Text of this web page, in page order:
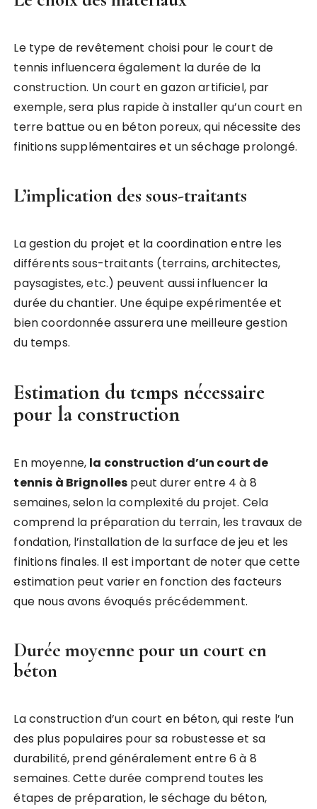
Le type de revêtement choisi pour le court de
tennis influencera également la durée de la
construction. Un court en gazon artificiel, par
exemple, sera plus rapide à installer qu’un court en
terre battue ou en béton poreux, qui nécessite des
finitions supplémentaires et un séchage prolongé.
L’implication des sous-traitants
La gestion du projet et la coordination entre les
différents sous-traitants (terrains, architectes,
paysagistes, etc.) peuvent aussi influencer la
durée du chantier. Une équipe expérimentée et
bien coordonnée assurera une meilleure gestion
du temps.
Estimation du temps nécessaire
pour la construction
En moyenne, la construction d’un court de
tennis à Brignolles peut durer entre 4 à 8
semaines, selon la complexité du projet. Cela
comprend la préparation du terrain, les travaux de
fondation, l’installation de la surface de jeu et les
finitions finales. Il est important de noter que cette
estimation peut varier en fonction des facteurs
que nous avons évoqués précédemment.
Durée moyenne pour un court en
béton
La construction d’un court en béton, qui reste l’un
des plus populaires pour sa robustesse et sa
durabilité, prend généralement entre 6 à 8
semaines. Cette durée comprend toutes les
étapes de préparation, le séchage du béton,